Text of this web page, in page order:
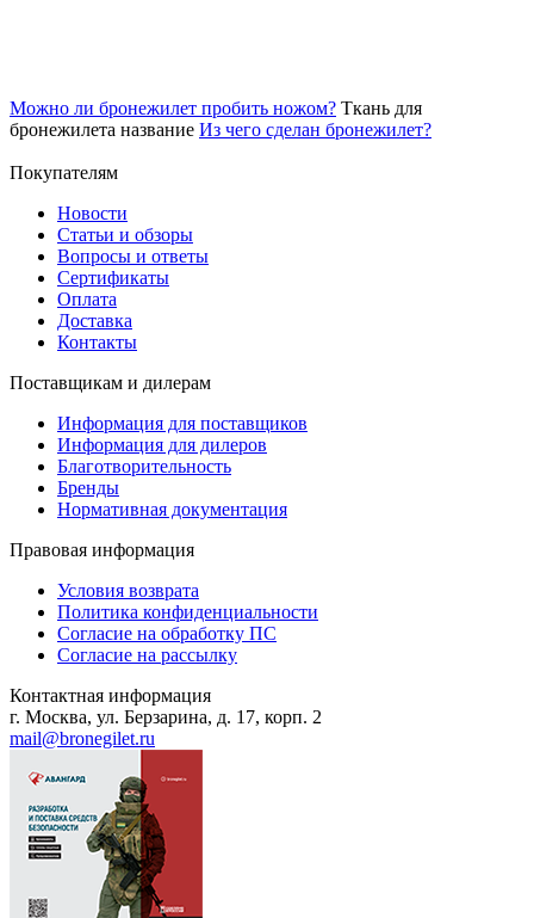
Можно ли бронежилет пробить ножом? Ткань для
бронежилета название Из чего сделан бронежилет?
Покупателям
Новости
Статьи и обзоры
Вопросы и ответы
Сертификаты
Оплата
Доставка
Контакты
Поставщикам и дилерам
Информация для поставщиков
Информация для дилеров
Благотворительность
Бренды
Нормативная документация
Правовая информация
Условия возврата
Политика конфиденциальности
Согласие на обработку ПС
Согласие на рассылку
Контактная информация
г. Москва, ул. Берзарина, д. 17, корп. 2
mail@bronegilet.ru